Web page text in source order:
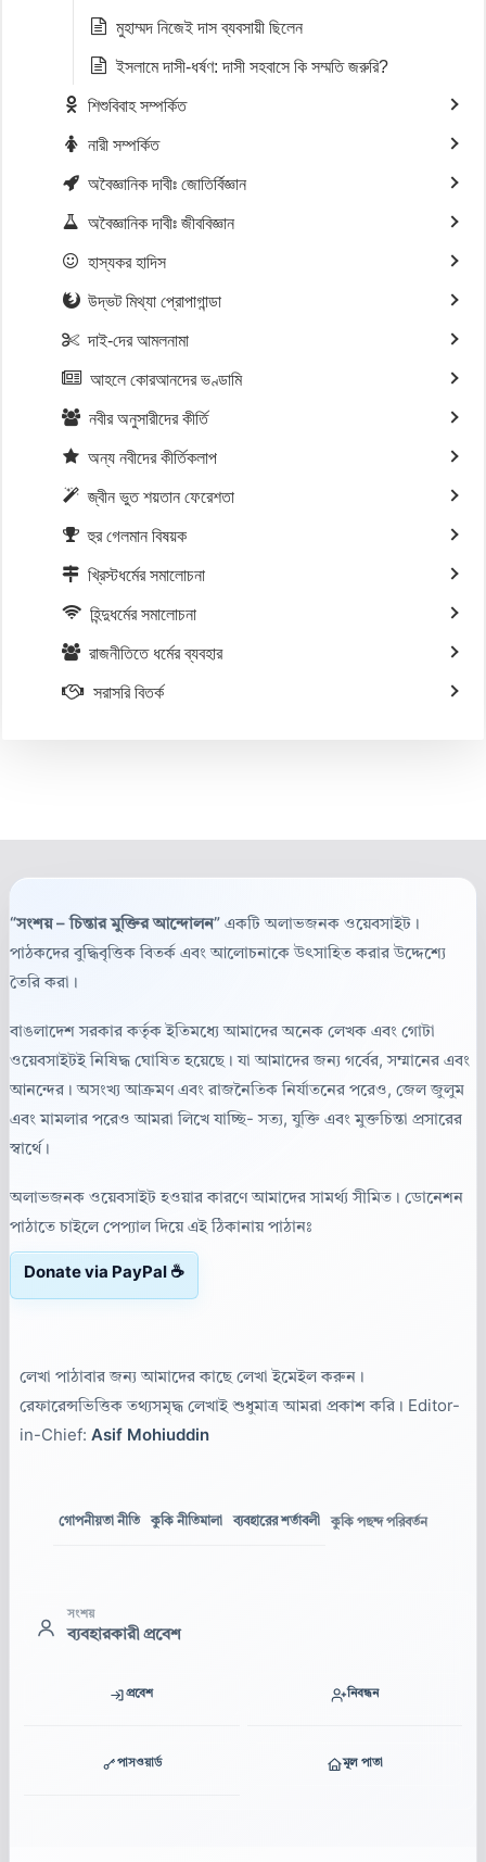
মুহাম্মদ নিজেই দাস ব্যবসায়ী ছিলেন
ইসলামে দাসী-ধর্ষণ: দাসী সহবাসে কি সম্মতি জরুরি?
শিশুবিবাহ সম্পর্কিত
নারী সম্পর্কিত
অবৈজ্ঞানিক দাবীঃ জোতির্বিজ্ঞান
অবৈজ্ঞানিক দাবীঃ জীববিজ্ঞান
হাস্যকর হাদিস
উদ্ভট মিথ্যা প্রোপাগান্ডা
দাই-দের আমলনামা
আহলে কোরআনদের ভণ্ডামি
নবীর অনুসারীদের কীর্তি
অন্য নবীদের কীর্তিকলাপ
জ্বীন ভুত শয়তান ফেরেশতা
হুর গেলমান বিষয়ক
খ্রিস্টধর্মের সমালোচনা
হিন্দুধর্মের সমালোচনা
রাজনীতিতে ধর্মের ব্যবহার
সরাসরি বিতর্ক
“সংশয় – চিন্তার মুক্তির আন্দোলন” একটি অলাভজনক ওয়েবসাইট।
পাঠকদের বুদ্ধিবৃত্তিক বিতর্ক এবং আলোচনাকে উৎসাহিত করার উদ্দেশ্যে
তৈরি করা।
বাঙলাদেশ সরকার কর্তৃক ইতিমধ্যে আমাদের অনেক লেখক এবং গোটা
ওয়েবসাইটই নিষিদ্ধ ঘোষিত হয়েছে। যা আমাদের জন্য গর্বের, সম্মানের এবং
আনন্দের। অসংখ্য আক্রমণ এবং রাজনৈতিক নির্যাতনের পরেও, জেল জুলুম
এবং মামলার পরেও আমরা লিখে যাচ্ছি- সত্য, যুক্তি এবং মুক্তচিন্তা প্রসারের
স্বার্থে।
অলাভজনক ওয়েবসাইট হওয়ার কারণে আমাদের সামর্থ্য সীমিত। ডোনেশন
পাঠাতে চাইলে পেপ্যাল দিয়ে এই ঠিকানায় পাঠানঃ
Donate via PayPal ☕
লেখা পাঠাবার জন্য আমাদের কাছে লেখা ইমেইল করুন।
রেফারেন্সভিত্তিক তথ্যসমৃদ্ধ লেখাই শুধুমাত্র আমরা প্রকাশ করি। Editor-
in-Chief: Asif Mohiuddin
গোপনীয়তা নীতি কুকি নীতিমালা ব্যবহারের শর্তাবলী কুকি পছন্দ পরিবর্তন
সংশয়
ব্যবহারকারী প্রবেশ
প্রবেশ নিবন্ধন
পাসওয়ার্ড মূল পাতা